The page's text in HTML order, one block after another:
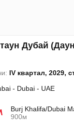
Дубай
IV квартал, 2029,
- Dubai - UAE
Burj Khalifa/Dubai
900м